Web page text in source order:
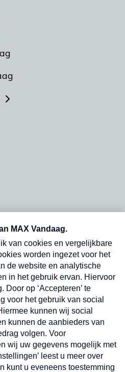
en dinsdagochtend in
Verzend